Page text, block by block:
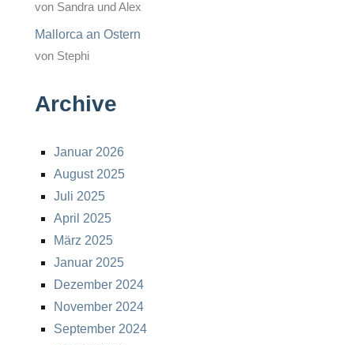
von Sandra und Alex
Mallorca an Ostern
von Stephi
Archive
Januar 2026
August 2025
Juli 2025
April 2025
März 2025
Januar 2025
Dezember 2024
November 2024
September 2024